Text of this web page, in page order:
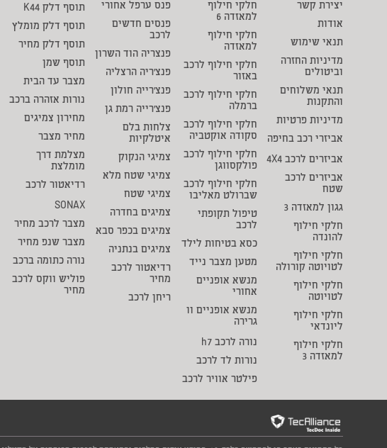
יצירת קשר
אודות
תנאי שימוש
מדיניות החזרה
וביטולים
תנאי משלוחים
והתקנות
מדיניות פרטיות
אביזרי רכב בחיפה
אביזרים לרכב 4X4
אביזרים לרכב
שטח
גגון למאזדה 3
חלקי חילוף
להונדה
חלקי חילוף
לטויוטה קורולה
חלקי חילוף
לטויוטה
חלקי חילוף
ליונדאי
חלקי חילוף
למאזדה 3
חלקי חילוף
למאזדה 6
חלקי חילוף
למאזדה
חלקי חילוף לרכב
באזור
חלקי חילוף לרכב
ברמלה
חלקי חילוף לרכב
סקודה אוקטביה
חלקי חילוף לרכב
פולקסווגן
חלקי חילוף לרכב
שברולט מאליבו
טיפול תקופתי
לרכב
כסא בטיחות לילד
מטען מצבר נייד
מנשא אופניים
אחורי
מנשא אופניים וו
גרירה
נורה לרכב h7
נורות לד לרכב
פילטר אוויר לרכב
פנס ערפל אחורי
פנסים חדשים
לרכב
פנצריה הוד השרון
פנצ'ריה הרצליה
פנצ'רייה חולון
פנצ'רייה רמת גן
צלחות בלם
איטלקיות
צמיגי הנקוק
צמיגי שטח מלא
צמיגי שטח
צמיגים בחדרה
צמיגים בכפר סבא
צמיגים בנתניה
רדיאטור לרכב
מחיר
ריחן לרכב
תוסף דלק K44
תוסף דלק מומלץ
תוסף דלק מחיר
תוסף שמן
מצבר עד הבית
נורות אזהרה ברכב
מחירון צמיגים
מחיר מצבר
מצלמת דרך
מומלצת
רדיאטור לרכב
SONAX
מצבר לרכב מחיר
מצבר שנפ מחיר
נורה כתומה ברכב
פוליש ווקס לרכב
מחיר